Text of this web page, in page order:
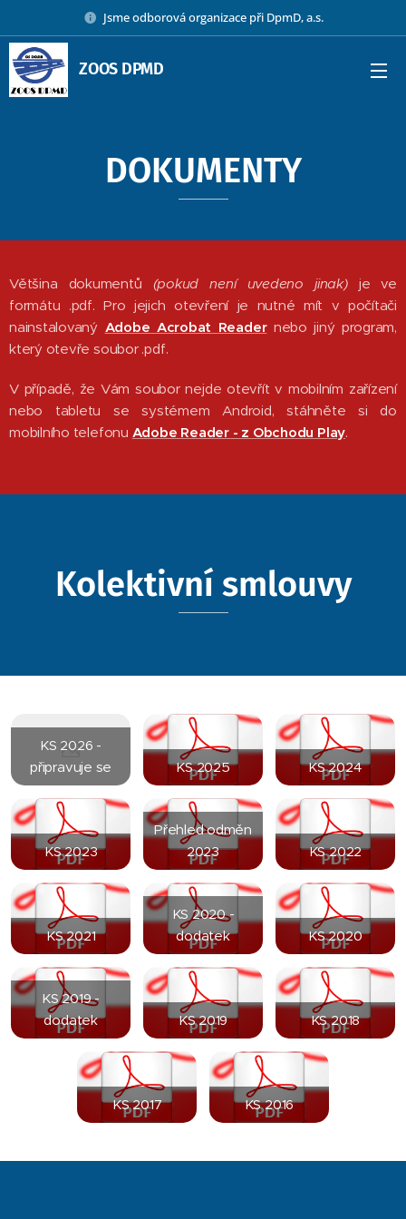
Jsme odborová organizace při DpmD, a.s.
ZOOS DPMD
DOKUMENTY
Většina dokumentů (pokud není uvedeno jinak)je ve
formátu .pdf. Pro jejich otevření je nutné mít v počítači
nainstalovaný Adobe Acrobat Readernebo jiný program,
který otevře soubor .pdf.
V případě, že Vám soubor nejde otevřít v mobilním zařízení
nebo tabletu se systémem Android, stáhněte si do
mobilního telefonu Adobe Reader - z Obchodu Play.
Kolektivní smlouvy
KS 2026 -
připravuje se
KS 2025 KS 2024
KS 2023
Přehled odměn
2023
KS 2022
KS 2021
KS 2020 -
dodatek
KS 2020
KS 2019 -
dodatek
KS 2019 KS 2018
KS 2017 KS 2016